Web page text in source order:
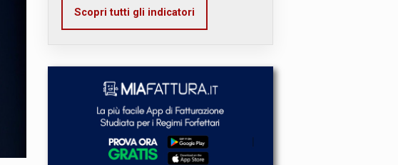
Scopri tutti gli indicatori